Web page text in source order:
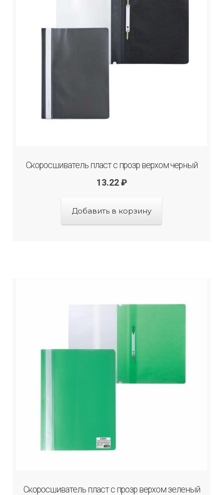
Скоросшиватель пласт с прозр верхом черный
13.22 ₽
Добавить в корзину
Скоросшиватель пласт с прозр верхом зеленый